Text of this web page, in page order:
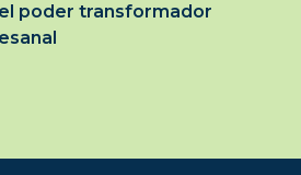
poder transformador